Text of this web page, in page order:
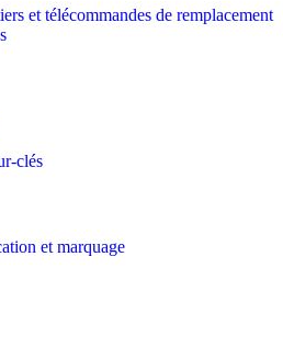
et télécommandes de remplacement
et marquage